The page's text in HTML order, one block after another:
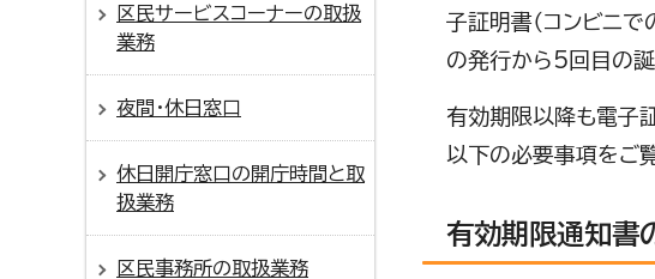
子証明書（コンビニ
の発行から5回目の誕
有効期限以降も電子
以下の必要事項をご
有効期限通知書
区民サービスコーナーの取扱
業務
夜間・休日窓口
休日開庁窓口の開庁時間と取
扱業務
区民事務所の取扱業務